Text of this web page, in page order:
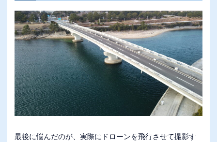
最後に悩んだのが、実際にドローンを飛行させて撮影す